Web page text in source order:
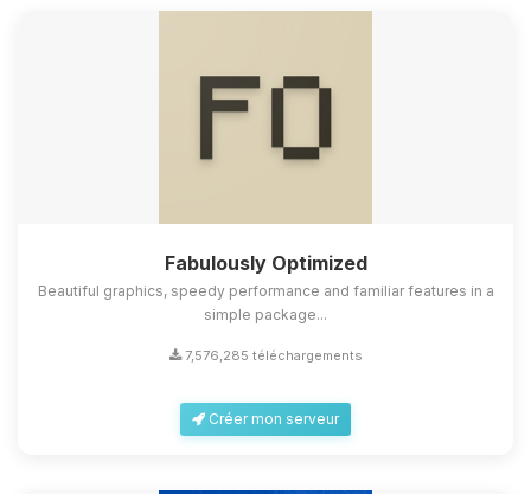
Fabulously Optimized
Beautiful graphics, speedy performance and familiar features in a
simple package...
7,576,285 téléchargements
Créer mon serveur